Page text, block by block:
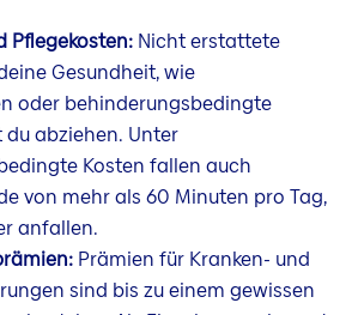
Pflegekosten: Nicht erstattete
Gesundheit, wie
oder behinderungsbedingte
du abziehen. Unter
Kosten fallen auch
von mehr als 60 Minuten pro Tag,
anfallen.
Prämien für Kranken- und
sind bis zu einem gewissen